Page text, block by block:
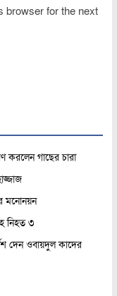
browser for the next
করলেন গাছের চারা
মনোনয়ন
নিহত ৩
দেন ওবায়দুল কাদের